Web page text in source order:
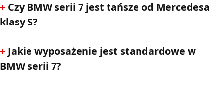
Czy BMW serii 7 jest tańsze od Mercedesa
klasy S?
Jakie wyposażenie jest standardowe w
BMW serii 7?